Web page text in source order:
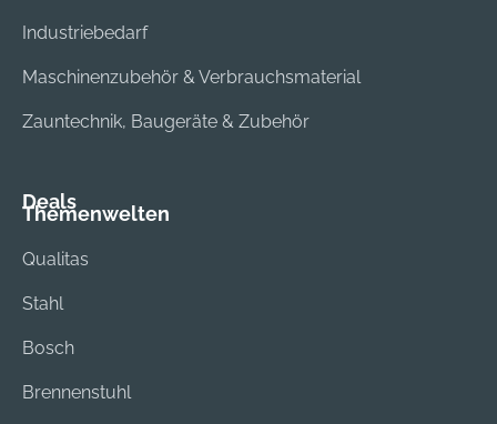
Industriebedarf
Maschinenzubehör & Verbrauchsmaterial
Zauntechnik, Baugeräte & Zubehör
Deals
Themenwelten
Qualitas
Stahl
Bosch
Brennenstuhl